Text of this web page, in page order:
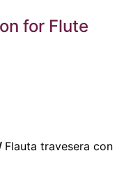
for Flute
Flauta travesera con